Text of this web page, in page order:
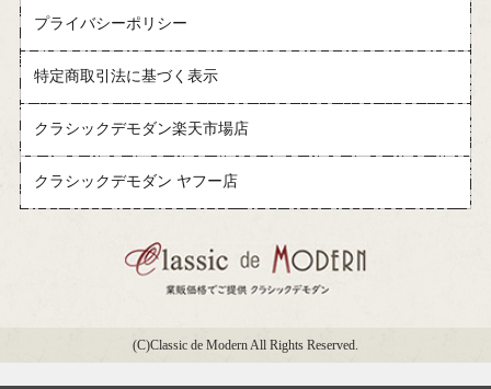
プライバシーポリシー
特定商取引法に基づく表示
クラシックデモダン楽天市場店
クラシックデモダン ヤフー店
(C)Classic de Modern All Rights Reserved.